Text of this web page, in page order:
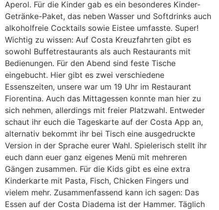
Aperol. Für die Kinder gab es ein besonderes Kinder-
Getränke-Paket, das neben Wasser und Softdrinks auch
alkoholfreie Cocktails sowie Eistee umfasste. Super!
Wichtig zu wissen: Auf Costa Kreuzfahrten gibt es
sowohl Buffetrestaurants als auch Restaurants mit
Bedienungen. Für den Abend sind feste Tische
eingebucht. Hier gibt es zwei verschiedene
Essenszeiten, unsere war um 19 Uhr im Restaurant
Fiorentina. Auch das Mittagessen konnte man hier zu
sich nehmen, allerdings mit freier Platzwahl. Entweder
schaut ihr euch die Tageskarte auf der Costa App an,
alternativ bekommt ihr bei Tisch eine ausgedruckte
Version in der Sprache eurer Wahl. Spielerisch stellt ihr
euch dann euer ganz eigenes Menü mit mehreren
Gängen zusammen. Für die Kids gibt es eine extra
Kinderkarte mit Pasta, Fisch, Chicken Fingers und
vielem mehr. Zusammenfassend kann ich sagen: Das
Essen auf der Costa Diadema ist der Hammer. Täglich